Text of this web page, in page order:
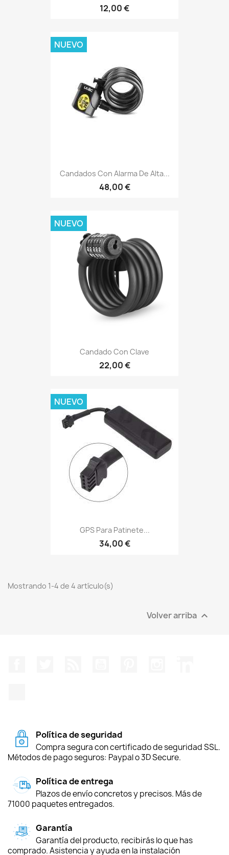
12,00 €
Candados Con Alarma De Alta...
48,00 €
NUEVO
Candado Con Clave
22,00 €
NUEVO
GPS Para Patinete...
34,00 €
NUEVO
Mostrando 1-4 de 4 artículo(s)
Volver arriba 
Política de seguridad
Compra segura con certificado de seguridad SSL.
Métodos de pago seguros: Paypal o 3D Secure.
Política de entrega
Plazos de envío concretos y precisos. Más de
71000 paquetes entregados.
Garantía
Garantía del producto, recibirás lo que has
comprado. Asistencia y ayuda en la instalación